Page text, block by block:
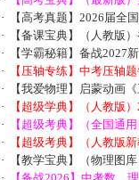
·
【高考真题】2026届全
·
【备课宝典】（人教版
·
【学霸秘籍】备战2027
·
【压轴专练】中考压轴
·
【我爱物理】启蒙动画
·
【超级学典】（人教版
·
【超级考典】（全国通
·
【超级考典】（人教版
·
【教学宝典】（物理图